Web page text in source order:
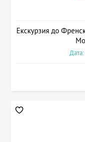
Екскурзия до